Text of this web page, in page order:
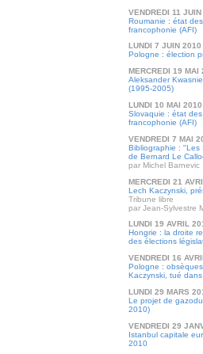
VENDREDI 11
Roumanie : état
francophonie (AFI)
LUNDI 7 JUIN 2010
Pologne : élection
MERCREDI 19 MAI
Aleksander
(1995-2005)
LUNDI 10 MAI 2010
Slovaquie : état
francophonie (AFI)
VENDREDI 7 MAI
Bibliographie : "Les
de Bernard Le
par Michel Barnevic
MERCREDI 21
Lech Kaczynski,
Tribune libre
par Jean-Sylvestre
LUNDI 19 AVRIL
Hongrie : la droite
des élections
VENDREDI 16
Pologne :
Kaczynski, tué
LUNDI 29 MARS
Le projet de
2010)
VENDREDI 29
Istanbul capitale
2010